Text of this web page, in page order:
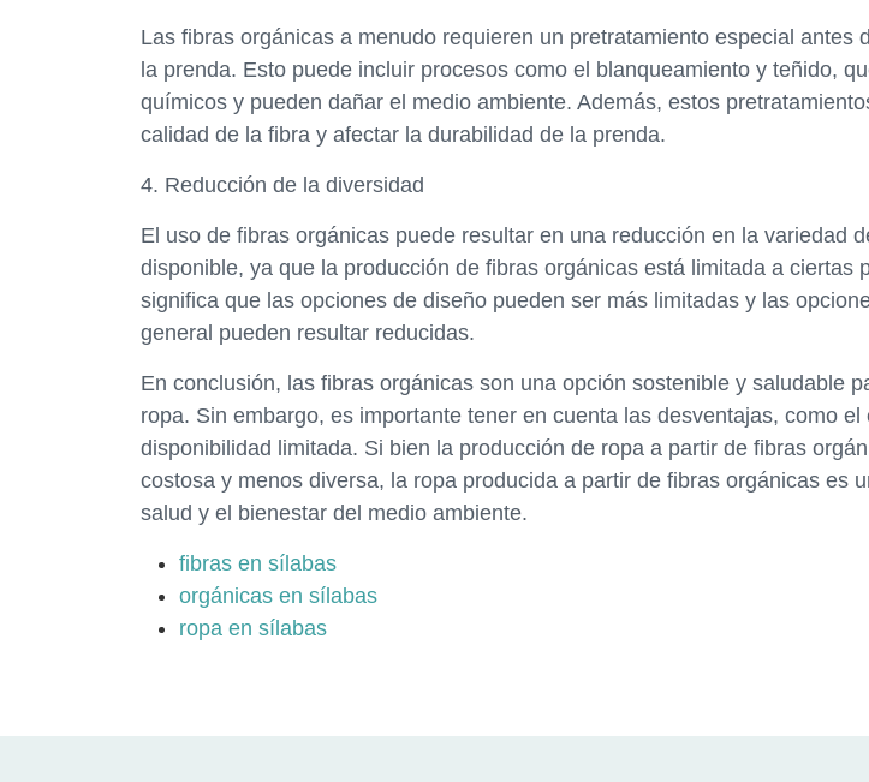
Las fibras orgánicas a menudo requieren un pretratamiento especial antes
la prenda. Esto puede incluir procesos como el blanqueamiento y teñido,
químicos y pueden dañar el medio ambiente. Además, estos
calidad de la fibra y afectar la durabilidad de la prenda.
4. Reducción de la diversidad
El uso de fibras orgánicas puede resultar en una reducción en la variedad
disponible, ya que la producción de fibras orgánicas está limitada a ciertas
significa que las opciones de diseño pueden ser más limitadas y las
general pueden resultar reducidas.
En conclusión, las fibras orgánicas son una opción sostenible y saludable
ropa. Sin embargo, es importante tener en cuenta las desventajas, como el
disponibilidad limitada. Si bien la producción de ropa a partir de fibras
costosa y menos diversa, la ropa producida a partir de fibras orgánicas es
salud y el bienestar del medio ambiente.
fibras en sílabas
orgánicas en sílabas
ropa en sílabas